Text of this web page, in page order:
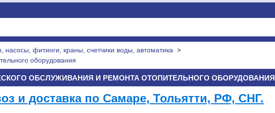
фитинги, краны, счетчики воды, автоматика >
оборудования
ОБСЛУЖИВАНИЯ И РЕМОНТА ОТОПИТЕЛЬНОГО ОБОРУДОВАНИЯ
и доставка по Самаре, Тольятти, РФ, СНГ.